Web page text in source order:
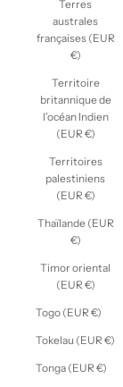
Terres
australes
françaises (EUR
€)
Territoire
britannique de
l’océan Indien
(EUR €)
Territoires
palestiniens
(EUR €)
Thaïlande (EUR
€)
Timor oriental
(EUR €)
Togo (EUR €)
Tokelau (EUR €)
Tonga (EUR €)